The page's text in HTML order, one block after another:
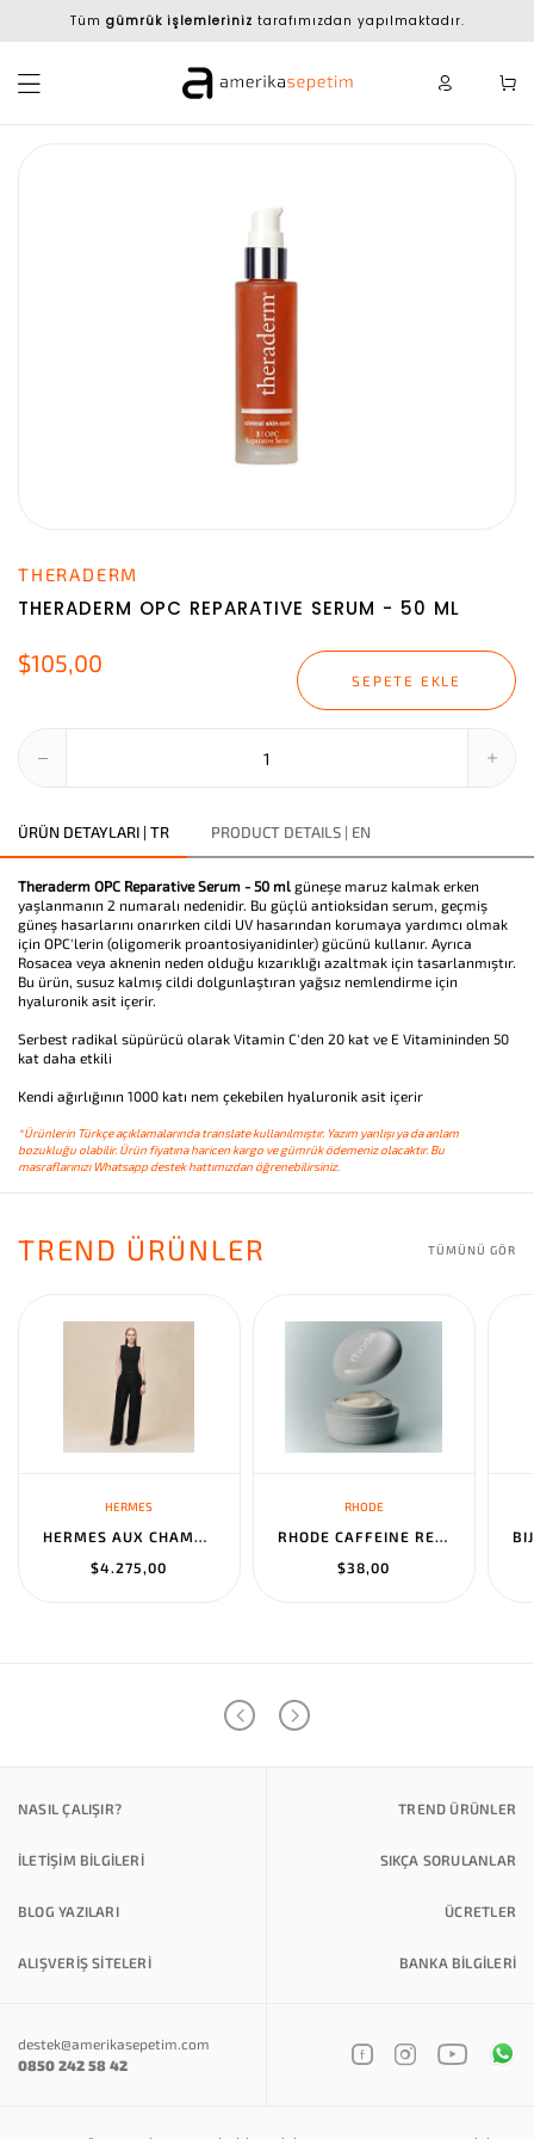
Tüm gümrük işlemleriniz tarafımızdan yapılmaktadır.
THERADERM
THERADERM OPC REPARATIVE SERUM - 50 ML
$105,00
SEPETE EKLE
ÜRÜN DETAYLARI | TR PRODUCT DETAILS | EN
Theraderm OPC Reparative Serum - 50 ml güneşe maruz kalmak erken
yaşlanmanın 2 numaralı nedenidir. Bu güçlü antioksidan serum, geçmiş
güneş hasarlarını onarırken cildi UV hasarından korumaya yardımcı olmak
için OPC'lerin (oligomerik proantosiyanidinler) gücünü kullanır. Ayrıca
Rosacea veya aknenin neden olduğu kızarıklığı azaltmak için tasarlanmıştır.
Bu ürün, susuz kalmış cildi dolgunlaştıran yağsız nemlendirme için
hyaluronik asit içerir.
Serbest radikal süpürücü olarak Vitamin C'den 20 kat ve E Vitamininden 50
kat daha etkili
Kendi ağırlığının 1000 katı nem çekebilen hyaluronik asit içerir
*Ürünlerin Türkçe açıklamalarında translate kullanılmıştır. Yazım yanlışı ya da anlam
bozukluğu olabilir. Ürün fiyatına haricen kargo ve gümrük ödemeniz olacaktır. Bu
masraflarınızı Whatsapp destek hattımızdan öğrenebilirsiniz.
TREND ÜRÜNLER TÜMÜNÜ GÖR
HERMES
HERMES AUX CHAMPS EN FLEURS" PANTS NOIR
$4.275,00
RHODE
RHODE CAFFEINE RESET SCULPTING CREAM MASK
$38,00
NASIL ÇALIŞIR? TREND ÜRÜNLER
İLETİŞİM BİLGİLERİ SIKÇA SORULANLAR
BLOG YAZILARI ÜCRETLER
ALIŞVERİŞ SİTELERİ BANKA BILGILERI
destek@amerikasepetim.com
0850 242 58 42